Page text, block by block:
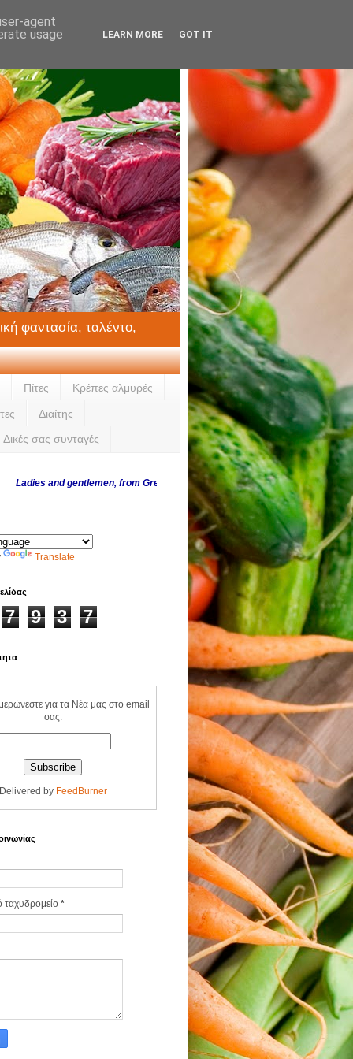
φαντασία, ταλέντο,
Πίτες Κρέπες αλμυρές
Διαίτης
Δικές σας συνταγές
and gentlemen, from Greece and abroad, thank you for visiting us every day
Translate
7 9 3 7
για τα Νέα μας στο email
σας:
by FeedBurner
ταχυδρομείο *
agent
usage
LEARN MORE GOT IT